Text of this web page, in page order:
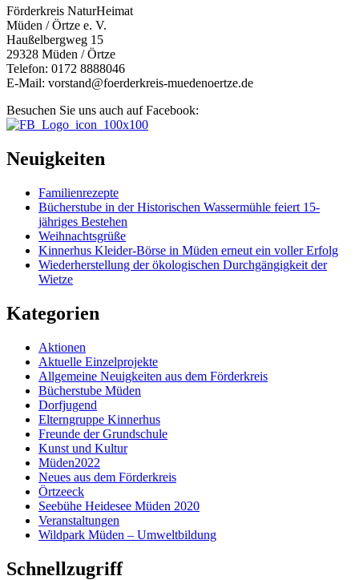
Förderkreis NaturHeimat
Müden / Örtze e. V.
Haußelbergweg 15
29328 Müden / Örtze
Telefon: 0172 8888046
E-Mail: vorstand@foerderkreis-muedenoertze.de
Besuchen Sie uns auch auf Facebook:
Neuigkeiten
Familienrezepte
Bücherstube in der Historischen Wassermühle feiert 15-
jähriges Bestehen
Weihnachtsgrüße
Kinnerhus Kleider-Börse in Müden erneut ein voller Erfolg
Wiederherstellung der ökologischen Durchgängigkeit der
Wietze
Kategorien
Aktionen
Aktuelle Einzelprojekte
Allgemeine Neuigkeiten aus dem Förderkreis
Bücherstube Müden
Dorfjugend
Elterngruppe Kinnerhus
Freunde der Grundschule
Kunst und Kultur
Müden2022
Neues aus dem Förderkreis
Örtzeeck
Seebühe Heidesee Müden 2020
Veranstaltungen
Wildpark Müden – Umweltbildung
Schnellzugriff